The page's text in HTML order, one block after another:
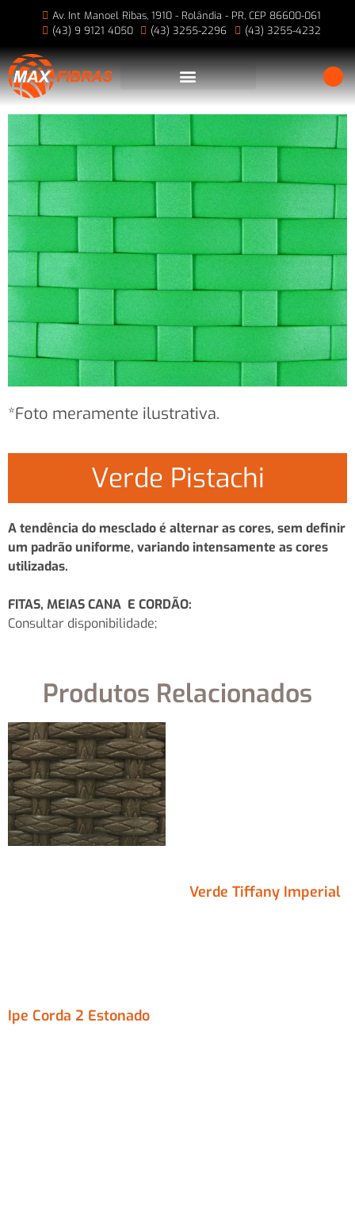
Av. Int Manoel Ribas, 1910 - Rolândia - PR, CEP 86600-061
(43) 9 9121 4050
(43) 3255-2296 (43) 3255-4232
*Foto meramente ilustrativa.
Verde Pistachi
A tendência do mesclado é alternar as cores, sem definir
um padrão uniforme, variando intensamente as cores
utilizadas.
FITAS, MEIAS CANA E CORDÃO:
Consultar disponibilidade;
Produtos Relacionados
Ipe Corda 2 Estonado
Verde Tiffany Imperial